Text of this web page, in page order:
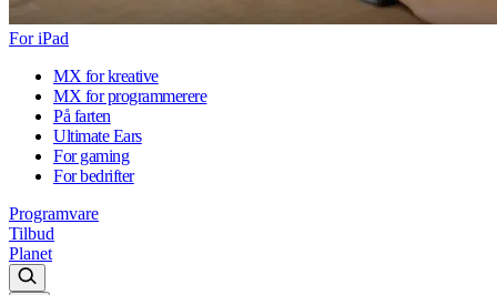
For iPad
MX for kreative
MX for programmerere
På farten
Ultimate Ears
For gaming
For bedrifter
Programvare
Tilbud
Planet